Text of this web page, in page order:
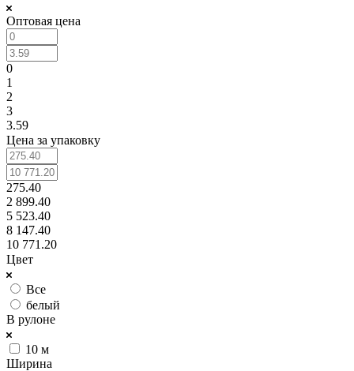
Оптовая цена
0
1
2
3
3.59
Цена за упаковку
275.40
2 899.40
5 523.40
8 147.40
10 771.20
Цвет
Все
белый
В рулоне
10 м
Ширина